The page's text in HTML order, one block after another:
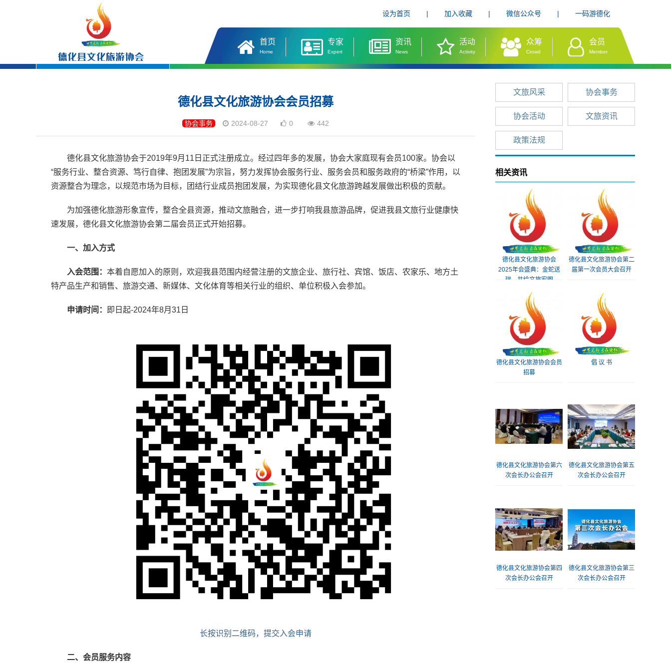
设为首页 | 加入收藏 | 微信公众号 | 一码游德化
首页
Home
专家
Expert
资讯
News
活动
Activity
众筹
Crowd
会员
Member
德化县文化旅游协会会员招募
协会事务 2024-08-27 0 442
德化县文化旅游协会于2019年9月11日正式注册成立。经过四年多的发展，协会大家庭现有会员100家。协会以
“服务行业、整合资源、笃行自律、抱团发展”为宗旨，努力发挥协会服务行业、服务会员和服务政府的“桥梁”作用，以
资源整合为理念，以规范市场为目标，团结行业成员抱团发展，为实现德化县文化旅游跨越发展做出积极的贡献。
为加强德化旅游形象宣传，整合全县资源，推动文旅融合，进一步打响我县旅游品牌，促进我县文旅行业健康快
速发展，德化县文化旅游协会第二届会员正式开始招募。
一、加入方式
入会范围： 本着自愿加入的原则，欢迎我县范围内经营注册的文旅企业、旅行社、宾馆、饭店、农家乐、地方土
特产品生产和销售、旅游交通、新媒体、文化体育等相关行业的组织、单位积极入会参加。
申请时间： 即日起-2024年8月31日
长按识别二维码，提交入会申请
二、会员服务内容
文旅风采 协会事务
协会活动 文旅资讯
政策法规
相关资讯
德化县文化旅游协会
2025年会盛典：金蛇送
瑞，共绘文旅宏图
德化县文化旅游协会第二
届第一次会员大会召开
德化县文化旅游协会会员
招募
倡 议 书
德化县文化旅游协会第六
次会长办公会召开
德化县文化旅游协会第五
次会长办公会召开
德化县文化旅游协会第四
次会长办公会召开
德化县文化旅游协会第三
次会长办公会召开